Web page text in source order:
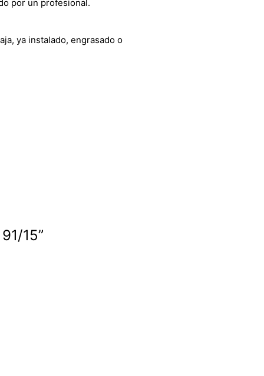
por un profesional.
ya instalado, engrasado o
15”